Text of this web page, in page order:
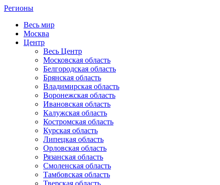
Регионы
Весь мир
Москва
Центр
Весь Центр
Московская область
Белгородская область
Брянская область
Владимирская область
Воронежская область
Ивановская область
Калужская область
Костромская область
Курская область
Липецкая область
Орловская область
Рязанская область
Смоленская область
Тамбовская область
Тверская область